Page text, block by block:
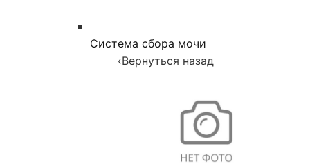
Система сбора мочи
‹Вернуться назад